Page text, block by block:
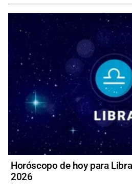
Horóscopo de hoy para
2026